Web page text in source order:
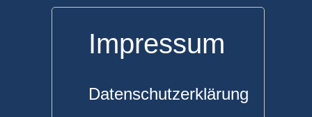
Impressum
Datenschutzerklärung